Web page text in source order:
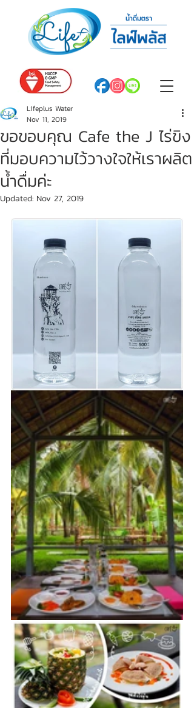
ขอขอบคุณ Cafe the J ไร่ขิง
ที่มอบความไว้วางใจให้เราผลิต
น้ำดื่มค่ะ
Lifeplus Water
Nov 11, 2019
Updated: Nov 27, 2019